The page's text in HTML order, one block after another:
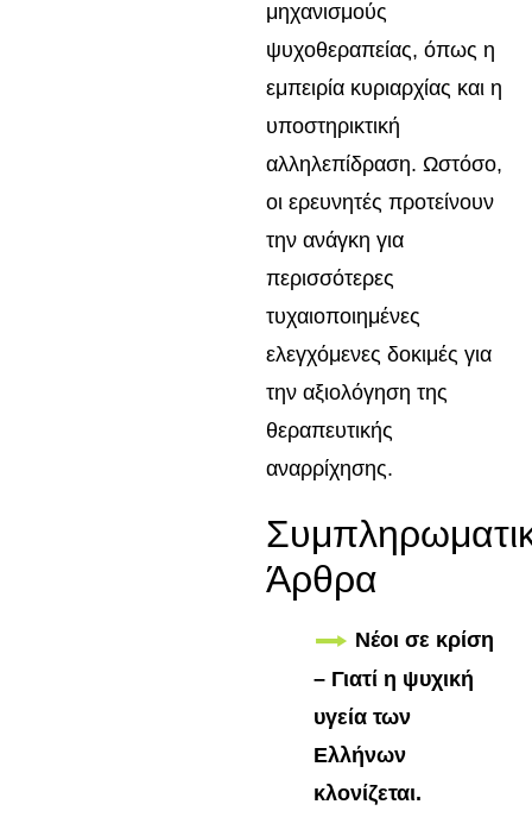
μηχανισμούς
ψυχοθεραπείας, όπως η
εμπειρία κυριαρχίας και η
υποστηρικτική
αλληλεπίδραση. Ωστόσο,
οι ερευνητές προτείνουν
την ανάγκη για
περισσότερες
τυχαιοποιημένες
ελεγχόμενες δοκιμές για
την αξιολόγηση της
θεραπευτικής
αναρρίχησης.
Άρθρα
Νέοι σε κρίση
– Γιατί η ψυχική
υγεία των
Ελλήνων
κλονίζεται.